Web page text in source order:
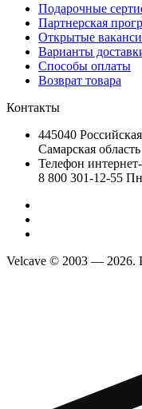
Подарочные
Партнерская
Открытые
Варианты
Способы оплаты
Возврат товара
Контакты
445040
Самарская
Телефон
8 800 301-12-55
Velcave © 2003 — 2026.